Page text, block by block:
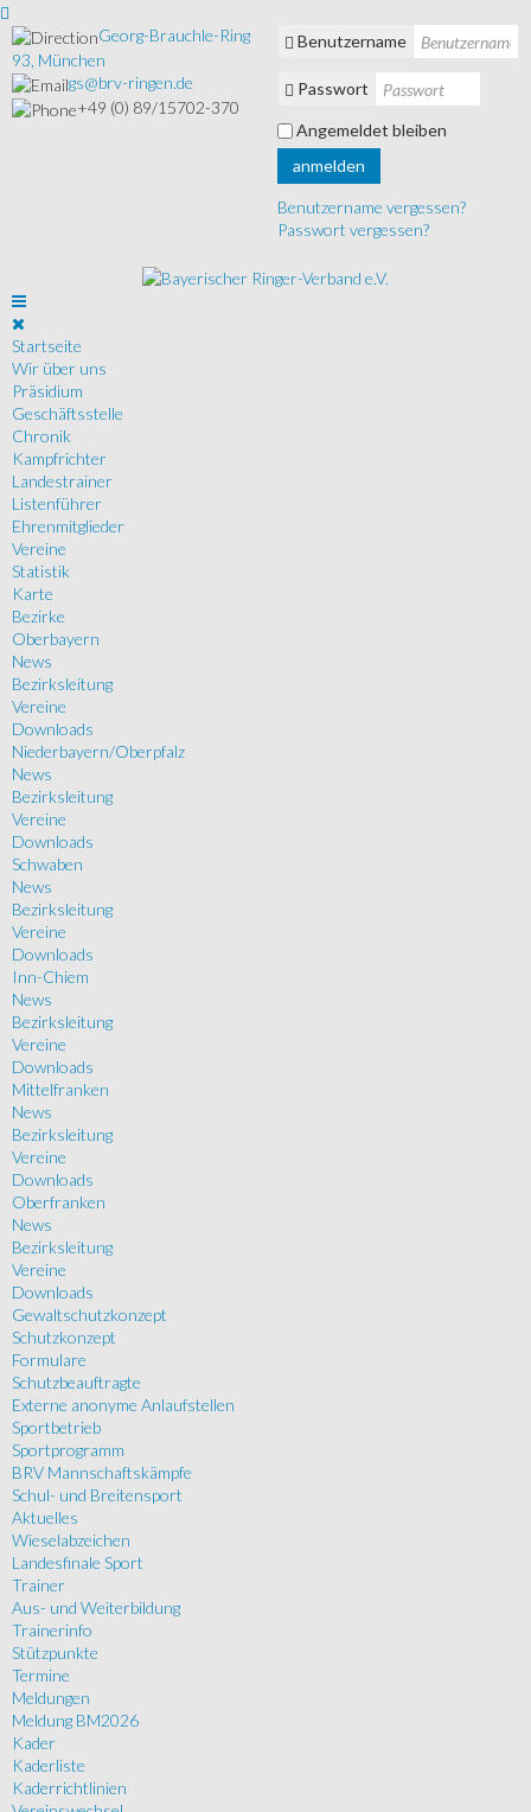
Georg-Brauchle-Ring
93, München
gs@brv-ringen.de
+49 (0) 89/15702-370
Benutzername
Passwort
Angemeldet bleiben
anmelden
Benutzername vergessen?
Passwort vergessen?
Startseite
Wir über uns
Präsidium
Geschäftsstelle
Chronik
Kampfrichter
Landestrainer
Listenführer
Ehrenmitglieder
Vereine
Statistik
Karte
Bezirke
Oberbayern
News
Bezirksleitung
Vereine
Downloads
Niederbayern/Oberpfalz
News
Bezirksleitung
Vereine
Downloads
Schwaben
News
Bezirksleitung
Vereine
Downloads
Inn-Chiem
News
Bezirksleitung
Vereine
Downloads
Mittelfranken
News
Bezirksleitung
Vereine
Downloads
Oberfranken
News
Bezirksleitung
Vereine
Downloads
Gewaltschutzkonzept
Schutzkonzept
Formulare
Schutzbeauftragte
Externe anonyme Anlaufstellen
Sportbetrieb
Sportprogramm
BRV Mannschaftskämpfe
Schul- und Breitensport
Aktuelles
Wieselabzeichen
Landesfinale Sport
Trainer
Aus- und Weiterbildung
Trainerinfo
Stützpunkte
Termine
Meldungen
Meldung BM2026
Kader
Kaderliste
Kaderrichtlinien